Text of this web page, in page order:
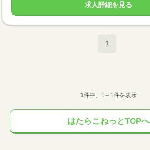
求人詳細を見る
1
1件中、1～1件を表示
はたらこねっとTOPへ